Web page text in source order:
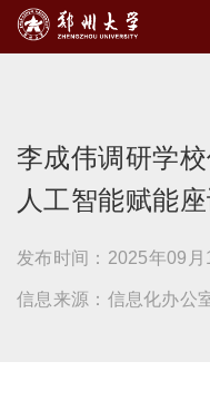
李成伟调研学
人工智能赋能
发布时间：2025年09月
信息来源：信息化办公